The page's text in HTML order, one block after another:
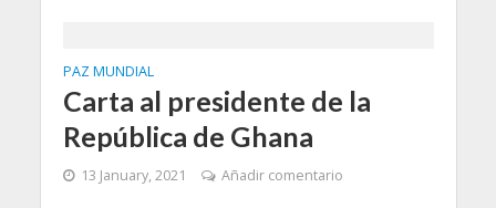
PAZ MUNDIAL
Carta al presidente de la
República de Ghana
13 January, 2021 Añadir comentario